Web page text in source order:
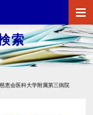
索
恵会医科大学附属第三病院